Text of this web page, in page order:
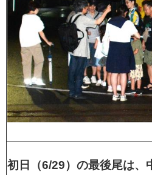
初日（6/29）の最後尾は、